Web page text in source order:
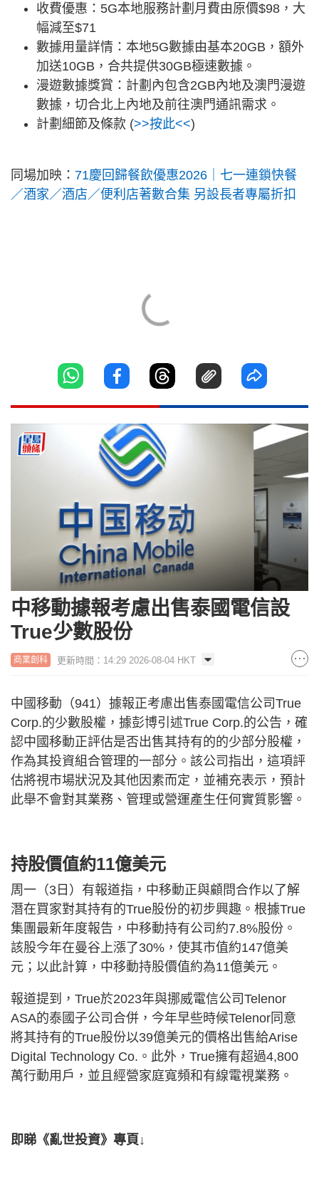
收費優惠：5G本地服務計劃月費由原價$98，大
幅減至$71
數據用量詳情：本地5G數據由基本20GB，額外
加送10GB，合共提供30GB極速數據。
漫遊數據獎賞：計劃內包含2GB內地及澳門漫遊
數據，切合北上內地及前往澳門通訊需求。
計劃細節及條款 (>>按此<<)
同場加映： 71慶回歸餐飲優惠2026｜七一連鎖快餐
／酒家／酒店／便利店著數合集 另設長者專屬折扣
中移動據報考慮出售泰國電信設
True少數股份
商業創科 更新時間：14:29 2026-08-04 HKT
中國移動（941）據報正考慮出售泰國電信公司True
Corp.的少數股權，據彭博引述True Corp.的公告，確
認中國移動正評估是否出售其持有的的少部分股權，
作為其投資組合管理的一部分。該公司指出，這項評
估將視市場狀況及其他因素而定，並補充表示，預計
此舉不會對其業務、管理或營運產生任何實質影響。
持股價值約11億美元
周一（3日）有報道指，中移動正與顧問合作以了解
潛在買家對其持有的True股份的初步興趣。根據True
集團最新年度報告，中移動持有公司約7.8%股份。
該股今年在曼谷上漲了30%，使其市值約147億美
元；以此計算，中移動持股價值約為11億美元。
報道提到，True於2023年與挪威電信公司Telenor
ASA的泰國子公司合併，今年早些時候Telenor同意
將其持有的True股份以39億美元的價格出售給Arise
Digital Technology Co.。此外，True擁有超過4,800
萬行動用戶，並且經營家庭寬頻和有線電視業務。
即睇《亂世投資》專頁↓